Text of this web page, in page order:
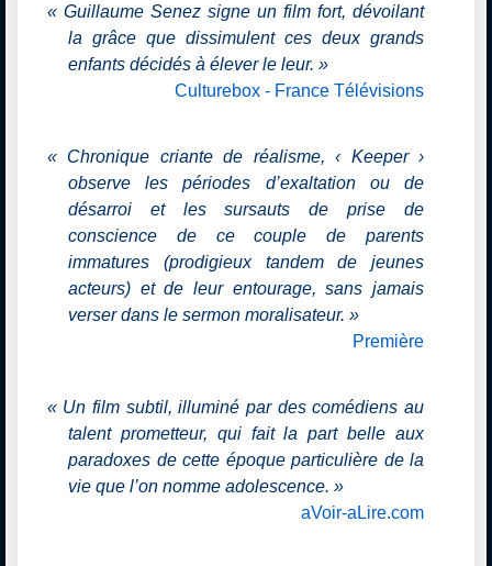
« Guillaume Senez signe un film fort, dévoilant
la grâce que dissimulent ces deux grands
enfants décidés à élever le leur. »
Culturebox - France Télévisions
« Chronique criante de réalisme, ‹ Keeper ›
observe les périodes d’exaltation ou de
désarroi et les sursauts de prise de
conscience de ce couple de parents
immatures (prodigieux tandem de jeunes
acteurs) et de leur entourage, sans jamais
verser dans le sermon moralisateur. »
Première
« Un film subtil, illuminé par des comédiens au
talent prometteur, qui fait la part belle aux
paradoxes de cette époque particulière de la
vie que l’on nomme adolescence. »
aVoir-aLire.com